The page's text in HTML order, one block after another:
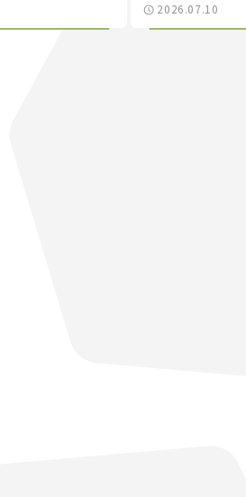
＃20
ー”の魅力
2026.07.10